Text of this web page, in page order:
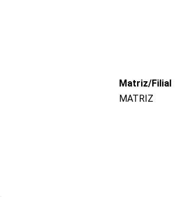
Matriz/Filial
MATRIZ